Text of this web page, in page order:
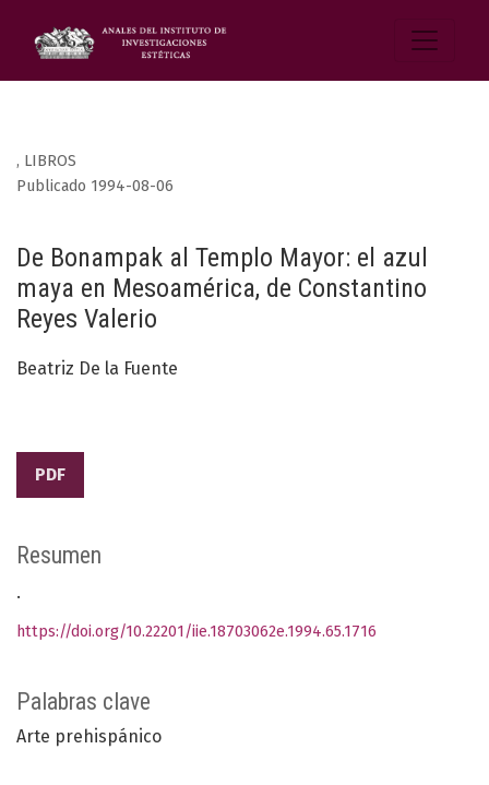
, LIBROS
De Bonampak al Templo Mayor: el azul
maya en Mesoamérica, de Constantino
Reyes Valerio
Publicado 1994-08-06
Beatriz De la Fuente
PDF
Palabras clave
Arte prehispánico
Resumen
.
https://doi.org/10.22201/iie.18703062e.1994.65.1716